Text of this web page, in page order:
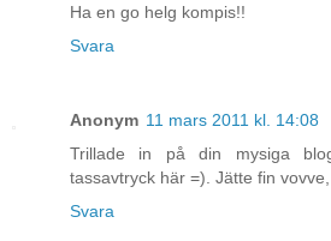
Ha en go helg kompis!!
Svara
Anonym 11 mars 2011 kl. 14:08
Trillade in på din mysiga
tassavtryck här =). Jätte fin
Svara